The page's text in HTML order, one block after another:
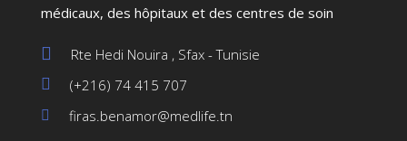
médicaux, des hôpitaux et des centres de soin
Rte Hedi Nouira , Sfax - Tunisie
(+216) 74 415 707
firas.benamor@medlife.tn